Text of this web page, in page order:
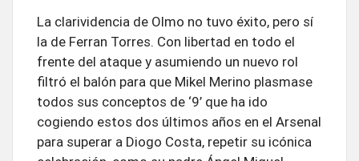
La clarividencia de Olmo no tuvo éxito, pero sí
la de Ferran Torres. Con libertad en todo el
frente del ataque y asumiendo un nuevo rol
filtró el balón para que Mikel Merino plasmase
todos sus conceptos de ‘9’ que ha ido
cogiendo estos dos últimos años en el Arsenal
para superar a Diogo Costa, repetir su icónica